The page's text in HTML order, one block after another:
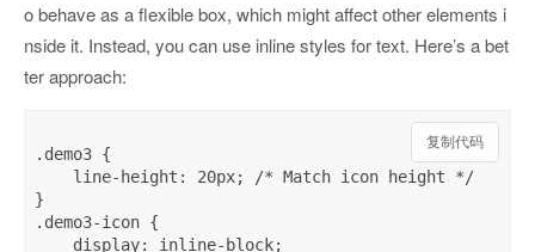
o behave as a flexible box, which might affect other elements i
nside it. Instead, you can use inline styles for text. Here’s a bet
ter approach:
复制代码
.demo3 {
}
.demo3-icon {